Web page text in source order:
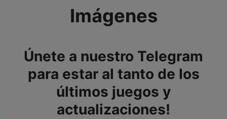
Imágenes
Únete a nuestro Telegram
para estar al tanto de los
últimos juegos y
actualizaciones!